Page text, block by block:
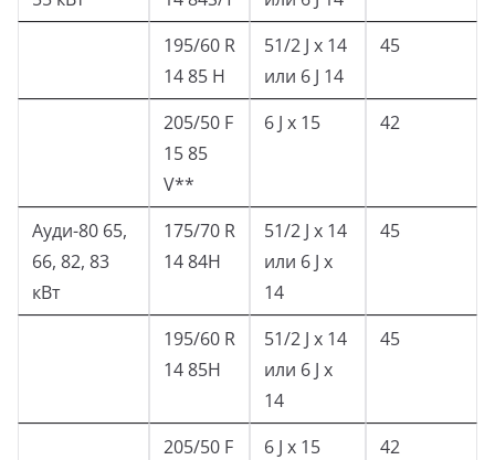
195/60 R
14 85 Н
51/2 J x 14
или 6 J 14
45
205/50 F
15 85
V**
6 J x 15 42
Ауди-80 65,
66, 82, 83
кВт
175/70 R
14 84H
51/2 J x 14
или 6 J х
14
45
195/60 R
14 85H
51/2 J x 14
или 6 J х
14
45
205/50 F
6 J x 15 42